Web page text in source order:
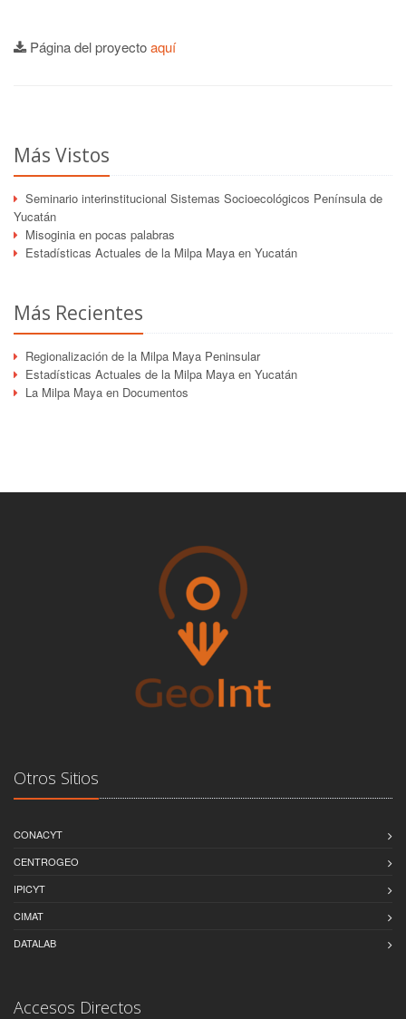
Página del proyectoaquí
Más Vistos
Seminario interinstitucional Sistemas Socioecológicos Península de
Yucatán
Misoginia en pocas palabras
Estadísticas Actuales de la Milpa Maya en Yucatán
Más Recientes
Regionalización de la Milpa Maya Peninsular
Estadísticas Actuales de la Milpa Maya en Yucatán
La Milpa Maya en Documentos
Otros Sitios
CONACYT
CENTROGEO
IPICYT
CIMAT
DATALAB
Accesos Directos